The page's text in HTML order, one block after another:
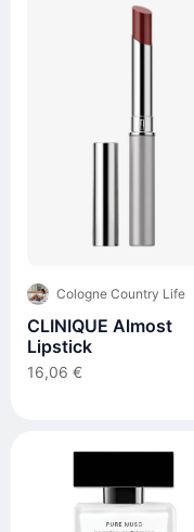
Cologne Country Life
CLINIQUE Almost
Lipstick
16,06 €